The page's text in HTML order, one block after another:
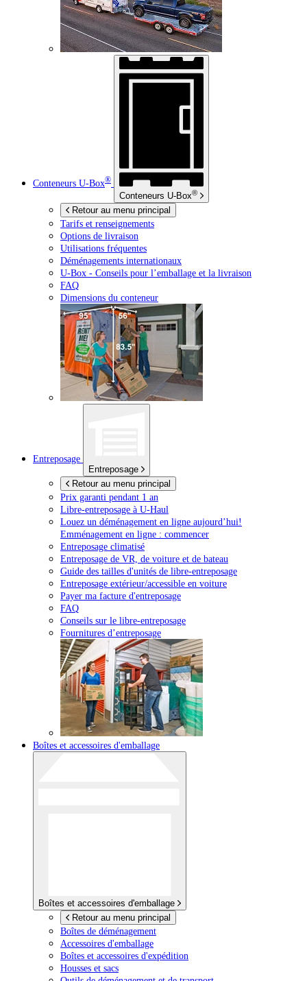
Conteneurs U-Box®
Conteneurs U-Box®
Retour au menu principal
Tarifs et renseignements
Options de livraison
Utilisations fréquentes
Déménagements internationaux
U-Box - Conseils pour l’emballage et la livraison
FAQ
Dimensions du conteneur
Entreposage
Entreposage
Retour au menu principal
Prix garanti pendant 1 an
Libre-entreposage à U-Haul
Louez un déménagement en ligne aujourd’hui!
Emménagement en ligne : commencer
Entreposage climatisé
Entreposage de VR, de voiture et de bateau
Guide des tailles d'unités de libre-entreposage
Entreposage extérieur/accessible en voiture
Payer ma facture d'entreposage
FAQ
Conseils sur le libre-entreposage
Fournitures d’entreposage
Boîtes et accessoires d'emballage
Boîtes et accessoires d'emballage
Retour au menu principal
Boîtes de déménagement
Accessoires d'emballage
Boîtes et accessoires d'expédition
Housses et sacs